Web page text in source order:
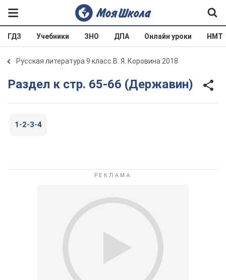
ГДЗ Учебники ЗНО ДПА Онлайн уроки НМТ
Русская литература 9 класс В. Я. Коровина 2018
Раздел к стр. 65-66 (Державин)
1-2-3-4